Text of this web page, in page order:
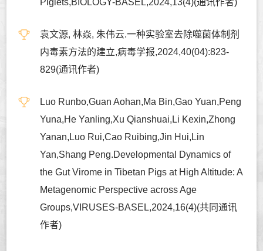
袁文源, 林焱, 朱伟云.一种实验室去除噬菌体制剂
内毒素方法的建立,病毒学报,2024,40(04):823-
829(通讯作者)
Luo Runbo,Guan Aohan,Ma Bin,Gao Yuan,Peng
Yuna,He Yanling,Xu Qianshuai,Li Kexin,Zhong
Yanan,Luo Rui,Cao Ruibing,Jin Hui,Lin
Yan,Shang Peng.Developmental Dynamics of
the Gut Virome in Tibetan Pigs at High Altitude: A
Metagenomic Perspective across Age
Groups,VIRUSES-BASEL,2024,16(4)(共同通讯
作者)